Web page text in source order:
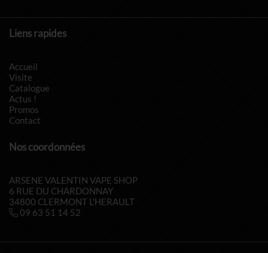
Liens rapides
Accueil
Visite
Catalogue
Actus !
Promos
Contact
Nos coordonnées
ARSENE VALENTIN VAPE SHOP
6 RUE DU CHARDONNAY
34800 CLERMONT L'HERAULT
09 63 51 14 52